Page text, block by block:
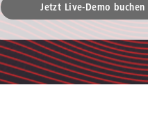
Jetzt Live-Demo buchen